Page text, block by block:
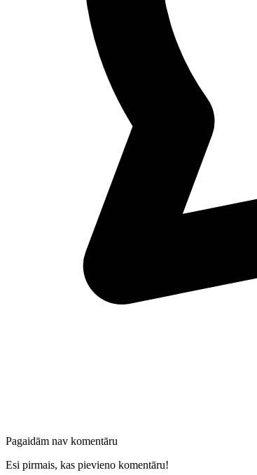
Pagaidām nav komentāru
Esi pirmais, kas pievieno komentāru!